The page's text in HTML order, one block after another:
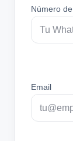
Número
Email